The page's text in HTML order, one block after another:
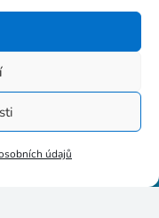
údajů
779 00